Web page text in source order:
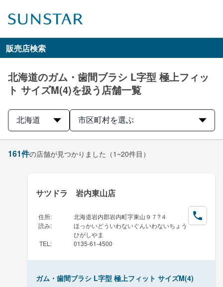
販売店検索
北海道のガム・歯間ブラシ L字型 極上フィッ
ト サイズM(4)を扱う店舗一覧
北海道 市区町村を選ぶ
161件の店舗が見つかりました （1~20件目）
サツドラ 岩内東山店
住所:
北海道岩内郡岩内町字東山９７?４
読み:
ほっかいどういわないぐんいわないちょう
ひがしやま
TEL : 0135-61-4500
ガム・歯間ブラシ L字型 極上フィット サイズM(4)